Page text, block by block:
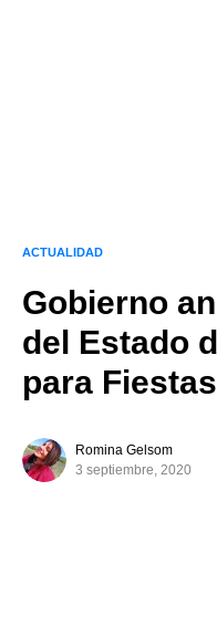
ACTUALIDAD
Gobierno
del Estado
para
Romina Gelsom
3 septiembre, 2020